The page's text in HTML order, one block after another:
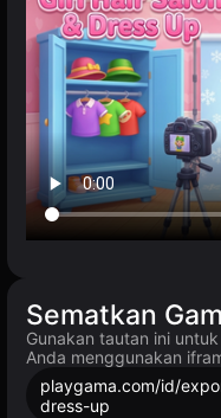
Sematkan
Gunakan tautan ini
Anda menggunakan
playgama.com/id/
dress-up